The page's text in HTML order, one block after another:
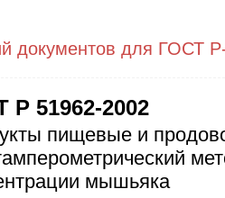
документов для ГОСТ
Р 51962-2002
пищевые и
мышьяка